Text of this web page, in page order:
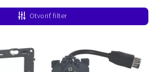
Otvoriť filter